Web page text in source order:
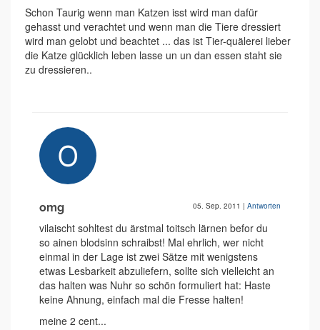
Schon Taurig wenn man Katzen isst wird man dafür
gehasst und verachtet und wenn man die Tiere dressiert
wird man gelobt und beachtet ... das ist Tier-quälerei lieber
die Katze glücklich leben lasse un un dan essen staht sie
zu dressieren..
omg 05. Sep. 2011 | Antworten
vilaischt sohltest du ärstmal toitsch lärnen befor du
so ainen blodsinn schraibst! Mal ehrlich, wer nicht
einmal in der Lage ist zwei Sätze mit wenigstens
etwas Lesbarkeit abzuliefern, sollte sich vielleicht an
das halten was Nuhr so schön formuliert hat: Haste
keine Ahnung, einfach mal die Fresse halten!
meine 2 cent...